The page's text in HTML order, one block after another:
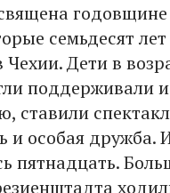
семьдесят
Чехии. Дети в
поддерживали
ставили
и особая дружба.
пятнадцать.